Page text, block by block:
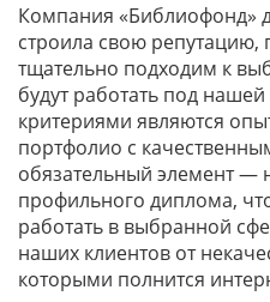
Компания «Библиофонд»
строила свою
тщательно подходим к
будут работать под
критериями являются
портфолио с
обязательный элемент —
профильного диплома,
работать в выбранной
наших клиентов от
которыми полнится